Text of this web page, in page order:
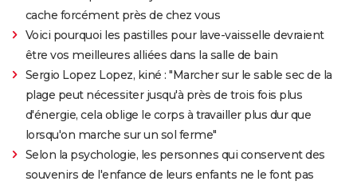
cache forcément près de chez vous
Voici pourquoi les pastilles pour lave-vaisselle devraient
être vos meilleures alliées dans la salle de bain
Sergio Lopez Lopez, kiné : "Marcher sur le sable sec de la
plage peut nécessiter jusqu'à près de trois fois plus
d'énergie, cela oblige le corps à travailler plus dur que
lorsqu'on marche sur un sol ferme"
Selon la psychologie, les personnes qui conservent des
souvenirs de l'enfance de leurs enfants ne le font pas